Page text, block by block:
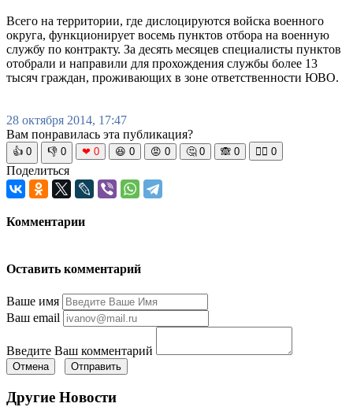
Всего на территории, где дислоцируются войска военного
округа, функционирует восемь пунктов отбора на военную
службу по контракту. За десять месяцев специалисты пунктов
отобрали и направили для прохождения службы более 13
тысяч граждан, проживающих в зоне ответственности ЮВО.
28 октября 2014, 17:47
Вам понравилась эта публикация?
👍 0 👎 0 ❤ 0 😆 0 😡 0 🤔 0 🙈 0 🧘‍♀️ 0
Поделиться
Комментарии
Оставить комментарий
Ваше имя
Ваш email
Введите Ваш комментарий
Отмена Отправить
Другие Новости